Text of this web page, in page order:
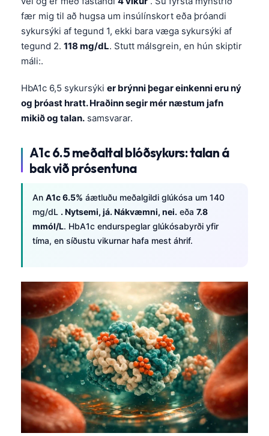
fær mig til að hugsa um insúlínskort eða þróandi
sykursýki af tegund 1, ekki bara væga sykursýki af
tegund 2. 118 mg/dL. Stutt málsgrein, en hún skiptir
máli:.
HbA1c 6,5 sykursýki er brýnni þegar einkenni eru ný
og þróast hratt. Hraðinn segir mér næstum jafn
mikið og talan. samsvarar.
A1c 6.5 meðaltal blóðsykurs: talan á
bak við prósentuna
An A1c 6.5% áætluðu meðalgildi glúkósa um 140
mg/dL . Nytsemi, já. Nákvæmni, nei. eða 7.8
mmól/L. HbA1c endurspeglar glúkósabyrði yfir
tíma, en síðustu vikurnar hafa mest áhrif.
Occitan
العربية المغربية
Afrikaans
Монгол
ພາສາລາວ
Basa Jawa
Cebuano
ئۇيغۇرچە
Татар теле
Беларуская мова
Esperanto
Ślōnskŏ gŏdka